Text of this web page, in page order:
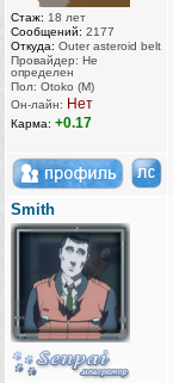
Стаж: 18 лет
Сообщений: 2177
Откуда: Outer asteroid belt
Провайдер: Не
определен
Пол: Otoko (M)
Он-лайн: Нет
Карма: +0.17
Smith